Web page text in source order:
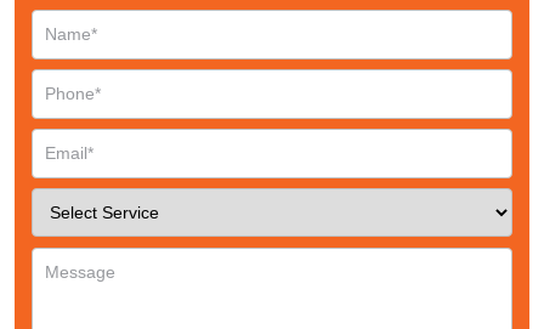
Request a CallBack
Email*
Phone*